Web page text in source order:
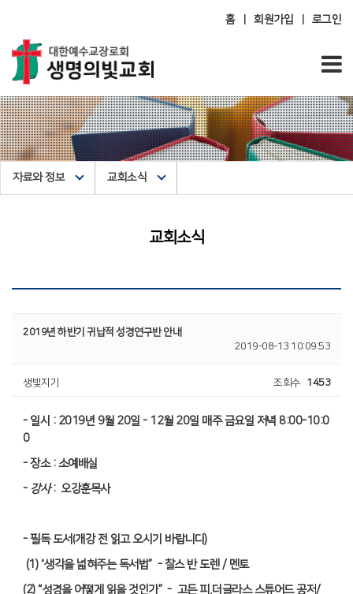
홈 회원가입 로그인
자료와 정보 교회소식
교회소식
2019년 하반기 귀납적 성경연구반 안내
2019-08-13 10:09:53
생빛지기 조회수 1453
- 일시 : 2019년 9월 20일 - 12월 20일 매주 금요일 저녁 8:00-10:0
0
-장소 :소예배실
- 강사: 오강훈목사
- 필독 도서(개강 전 읽고 오시기 바랍니다)
(1) “생각을 넓혀주는 독서법” -찰스 반 도렌/ 멘토
(2) “성경을 어떻게 읽을 것인가” - 고든 피,더글라스 스튜어드 공저/